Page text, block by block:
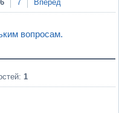
6 7 Вперед
вопросам.
1